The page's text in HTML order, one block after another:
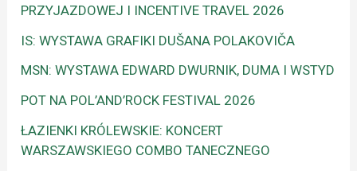
PRZYJAZDOWEJ I INCENTIVE TRAVEL 2026
IS: WYSTAWA GRAFIKI DUŠANA POLAKOVIČA
MSN: WYSTAWA EDWARD DWURNIK, DUMA I WSTYD
POT NA POL’AND’ROCK FESTIVAL 2026
ŁAZIENKI KRÓLEWSKIE: KONCERT
WARSZAWSKIEGO COMBO TANECZNEGO